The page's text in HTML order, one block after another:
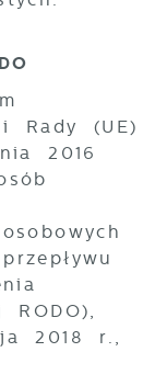
Rady (UE)
2016
2018 r.,